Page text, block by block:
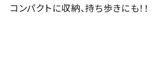
コンパクトに収納、持ち歩きにも！！